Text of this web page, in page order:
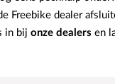
Freebike dealer
in bij onze dealers en